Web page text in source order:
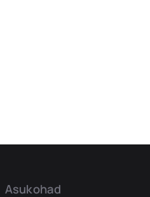
Asukohad